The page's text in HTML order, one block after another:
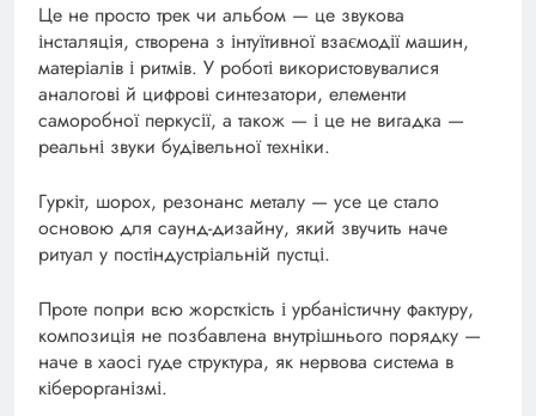
Це не просто трек чи альбом — це звукова
інсталяція, створена з інтуїтивної взаємодії машин,
матеріалів і ритмів. У роботі використовувалися
аналогові й цифрові синтезатори, елементи
саморобної перкусії, а також — і це не вигадка —
реальні звуки будівельної техніки.
Гуркіт, шорох, резонанс металу — усе це стало
основою для саунд-дизайну, який звучить наче
ритуал у постіндустріальній пустці.
Проте попри всю жорсткість і урбаністичну фактуру,
композиція не позбавлена внутрішнього порядку —
наче в хаосі гуде структура, як нервова система в
кіберорганізмі.